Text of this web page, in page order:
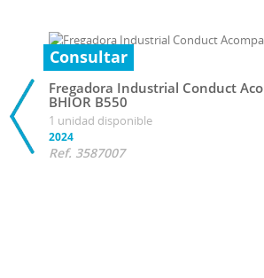
Consultar
Fregadora Industrial Conduct
BHIOR B550
1 unidad disponible
2024
Ref. 3587007